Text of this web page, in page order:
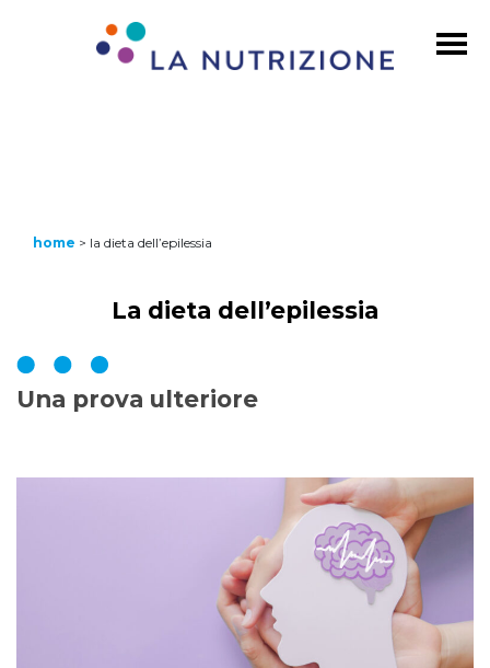
home > la dieta dell’epilessia
La dieta dell’epilessia
Una prova ulteriore